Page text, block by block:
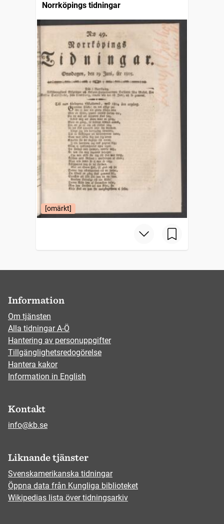
Norrköpings tidningar
[omärkt]
Information
Om tjänsten
Alla tidningar A-Ö
Hantering av personuppgifter
Tillgänglighetsredogörelse
Hantera kakor
Information in English
Kontakt
info@kb.se
Liknande tjänster
Svenskamerikanska tidningar
Öppna data från Kungliga biblioteket
Wikipedias lista över tidningsarkiv